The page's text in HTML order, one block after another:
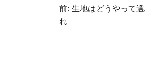
投
前: 生地はどうやって
れ